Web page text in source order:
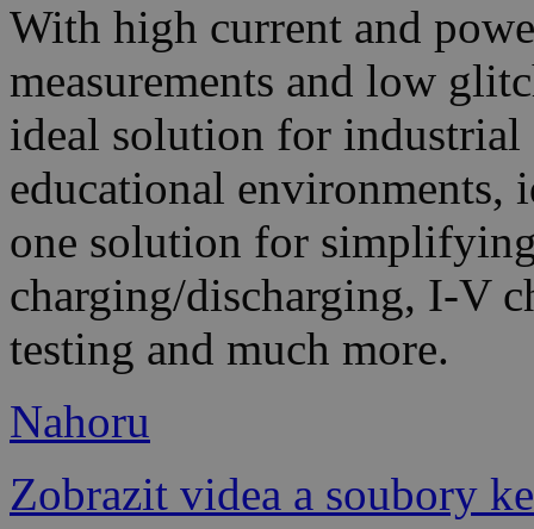
With high current and
measurements and low
ideal solution for industrial
educational
one solution for
charging/discharging, I-V
testing and much more.
Nahoru
Zobrazit videa a soubory